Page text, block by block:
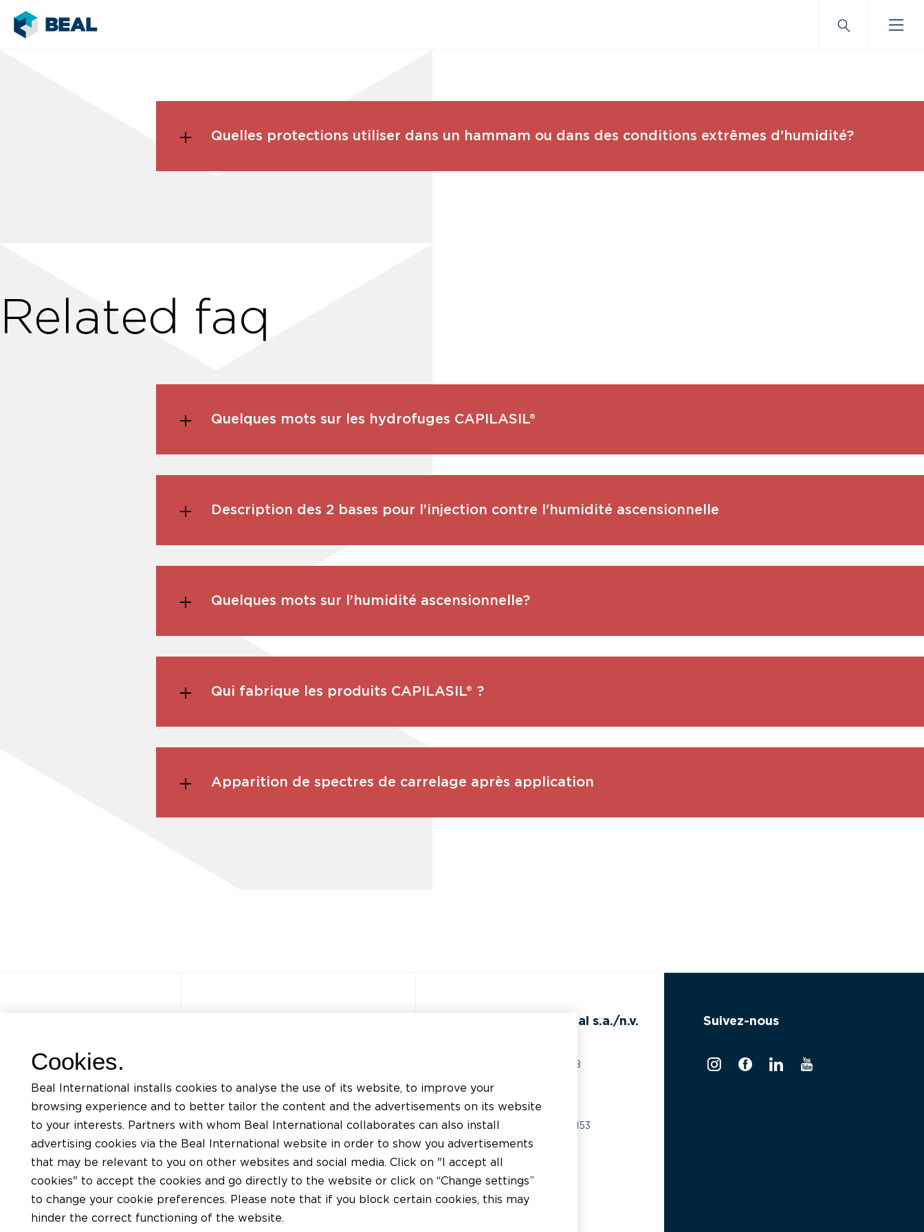
Quelles protections utiliser dans un hammam ou dans des conditions extrêmes d'humidité?
Related faq
Quelques mots sur les hydrofuges CAPILASIL®
Description des 2 bases pour l’injection contre l'humidité ascensionnelle
Quelques mots sur l’humidité ascensionnelle?
Qui fabrique les produits CAPILASIL® ?
Apparition de spectres de carrelage après application
FAQ
Jobs
Contact
Politique de confidentialité
Charte Cookies
Conditions générales
Listing documents techniques
Demande d’assistance technique
Trouver un applicateur
BEAL International s.a./n.v.
Rue du Tronquoy, 8
TVA: BE0414.592.153
+32 81 83 57 57
info@beal.be
Suivez-nous
Cookies.
Beal International installs cookies to analyse the use of its website, to improve your
browsing experience and to better tailor the content and the advertisements on its website
to your interests. Partners with whom Beal International collaborates can also install
advertising cookies via the Beal International website in order to show you advertisements
that may be relevant to you on other websites and social media. Click on "I accept all
cookies" to accept the cookies and go directly to the website or click on “Change settings”
to change your cookie preferences. Please note that if you block certain cookies, this may
hinder the correct functioning of the website.